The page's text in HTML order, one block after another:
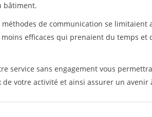
bâtiment.
de communication se limitaient
efficaces qui prenaient du temps
service sans engagement vous
votre activité et ainsi assurer un avenir